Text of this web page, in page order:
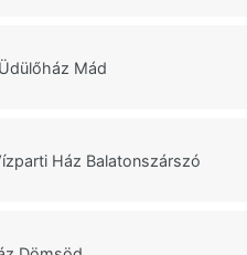
Mád
Ház Balatonszárszó